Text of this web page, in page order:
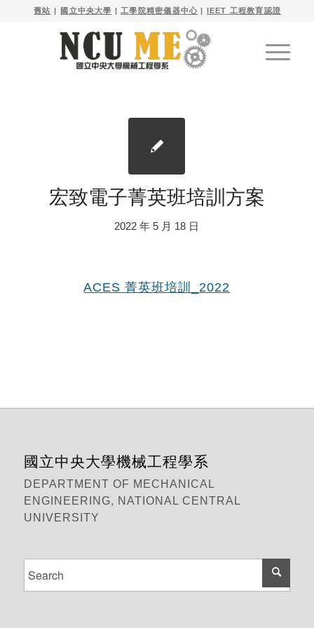
舊站 | 國立中央大學 | 工學院精密儀器中心 | IEET 工程教育認證
宏致電子菁英班培訓方案
2022 年 5 月 18 日
ACES 菁英班培訓_2022
國立中央大學機械工程學系
DEPARTMENT OF MECHANICAL
ENGINEERING, NATIONAL CENTRAL
UNIVERSITY